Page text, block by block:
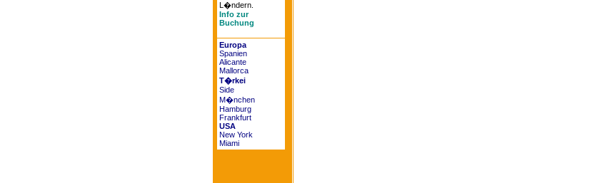
L�ndern.
Info zur
Buchung
Europa
Spanien
Alicante
Mallorca
T�rkei
Side
M�nchen
Hamburg
Frankfurt
USA
New York
Miami